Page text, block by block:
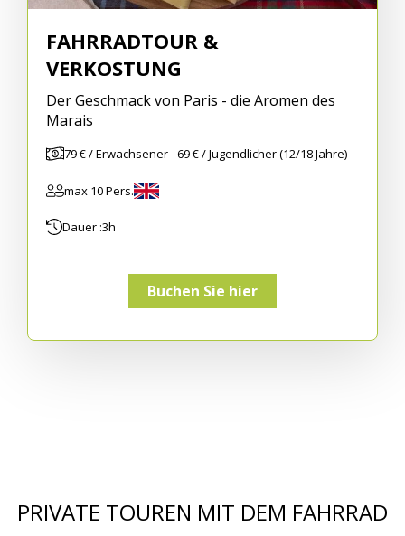
FAHRRADTOUR &
VERKOSTUNG
Der Geschmack von Paris - die Aromen des
Marais
79 € / Erwachsener - 69 € / Jugendlicher (12/18 Jahre)
max 10 Pers.
Dauer :3h
Buchen Sie hier
PRIVATE TOUREN MIT DEM FAHRRAD